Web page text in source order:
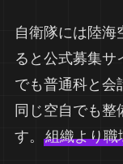
自衛隊には陸海
ると公式募集サ
でも普通科と会
同じ空自でも整
す。 組織より職